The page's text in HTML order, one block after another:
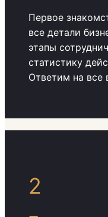
Первое
все детали
этапы
статистику
Ответим на все
2